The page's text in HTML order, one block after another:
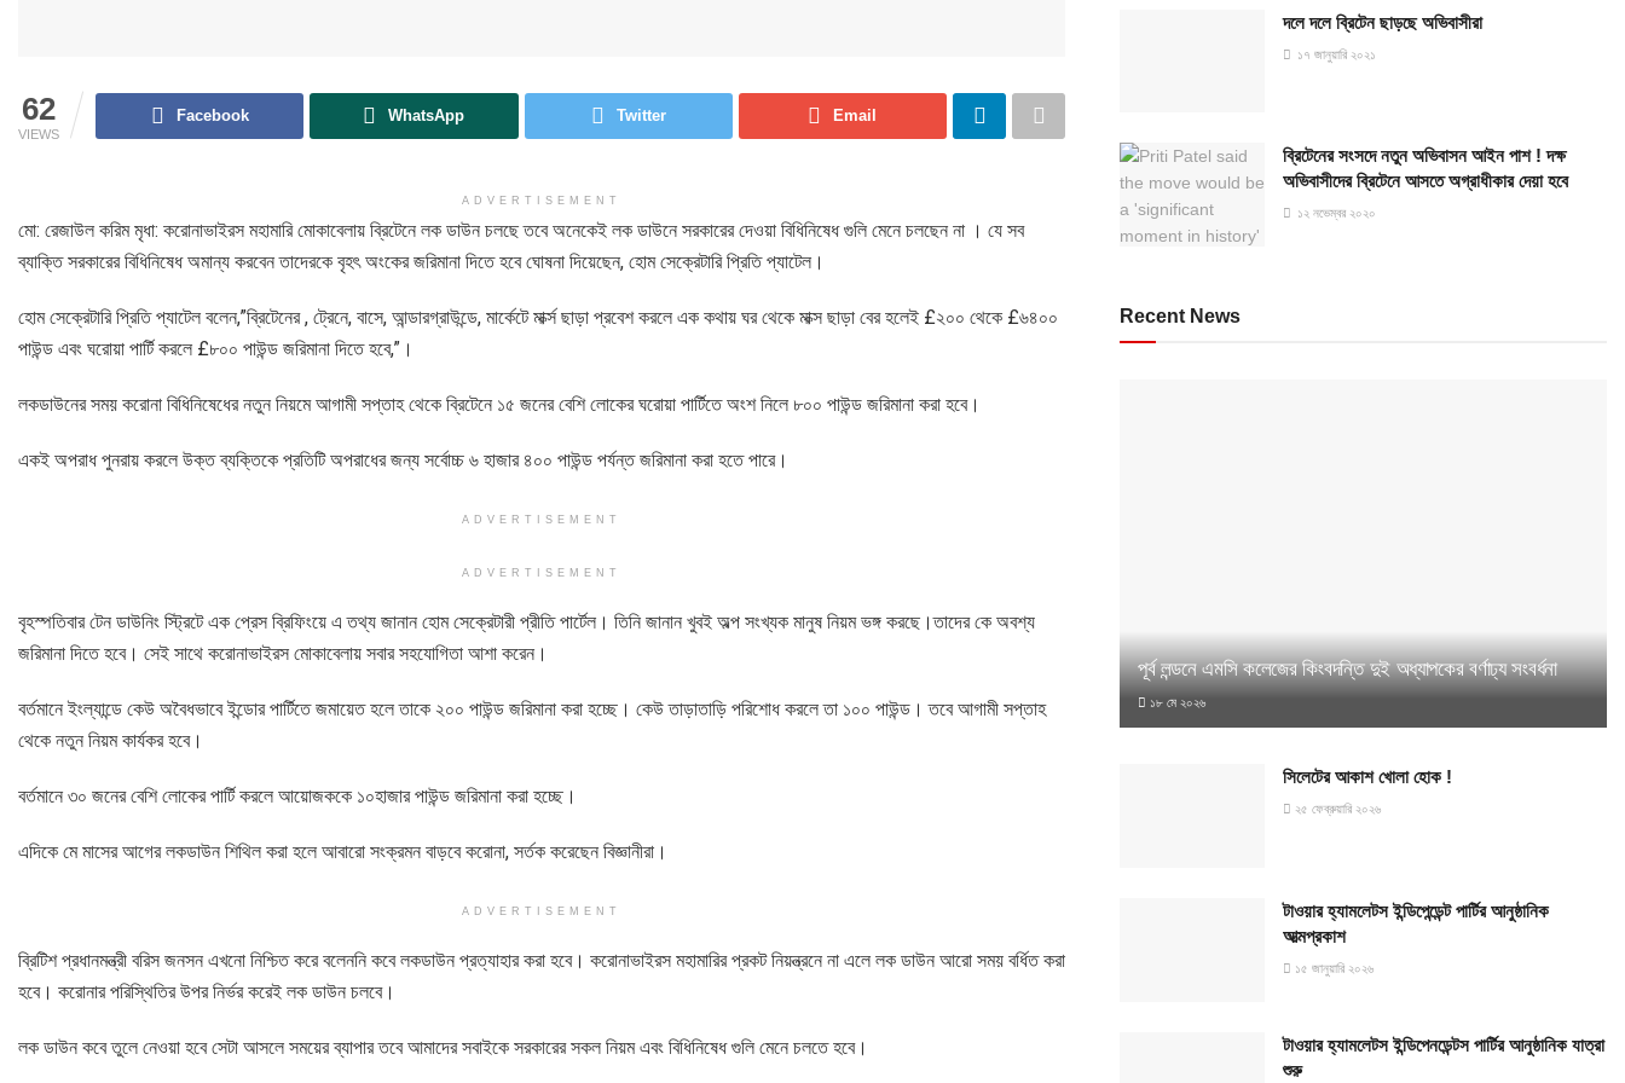
62
VIEWS
Facebook WhatsApp Twitter Email
ADVERTISEMENT
মো: রেজাউল করিম মৃধা: করোনাভাইরস মহামারি মোকাবেলায় ব্রিটেনে লক ডাউন চলছে তবে অনেকেই লক ডাউনে সরকারের দেওয়া বিধিনিষেধ গুলি মেনে চলছেন না । যে সব
ব্যাক্তি সরকারের বিধিনিষেধ অমান্য করবেন তাদেরকে বৃহৎ অংকের জরিমানা দিতে হবে ঘোষনা দিয়েছেন, হোম সেক্রেটারি প্রিতি প্যাটেল।
হোম সেক্রেটারি প্রিতি প্যাটেল বলেন,”ব্রিটেনের , ট্রেনে, বাসে, আন্ডারগ্রাউন্ডে, মার্কেটে মার্ক্স ছাড়া প্রবেশ করলে এক কথায় ঘর থেকে মাক্স ছাড়া বের হলেই £২০০ থেকে £৬৪০০
পাউন্ড এবং ঘরোয়া পার্টি করলে £৮০০ পাউন্ড জরিমানা দিতে হবে,”।
লকডাউনের সময় করোনা বিধিনিষেধের নতুন নিয়মে আগামী সপ্তাহ থেকে ব্রিটেনে ১৫ জনের বেশি লোকের ঘরোয়া পার্টিতে অংশ নিলে ৮০০ পাউন্ড জরিমানা করা হবে।
একই অপরাধ পুনরায় করলে উক্ত ব্যক্তিকে প্রতিটি অপরাধের জন্য সর্বোচ্চ ৬ হাজার ৪০০ পাউন্ড পর্যন্ত জরিমানা করা হতে পারে।
ADVERTISEMENT
ADVERTISEMENT
বৃহস্পতিবার টেন ডাউনিং স্ট্রিটে এক প্রেস ব্রিফিংয়ে এ তথ্য জানান হোম সেক্রেটারী প্রীতি পার্টেল। তিনি জানান খুবই অল্প সংখ্যক মানুষ নিয়ম ভঙ্গ করছে।তাদের কে অবশ্য
জরিমানা দিতে হবে। সেই সাথে করোনাভাইরস মোকাবেলায় সবার সহযোগিতা আশা করেন।
বর্তমানে ইংল্যান্ডে কেউ অবৈধভাবে ইন্ডোর পার্টিতে জমায়েত হলে তাকে ২০০ পাউন্ড জরিমানা করা হচ্ছে। কেউ তাড়াতাড়ি পরিশোধ করলে তা ১০০ পাউন্ড। তবে আগামী সপ্তাহ
থেকে নতুন নিয়ম কার্যকর হবে।
বর্তমানে ৩০ জনের বেশি লোকের পার্টি করলে আয়োজককে ১০হাজার পাউন্ড জরিমানা করা হচ্ছে।
এদিকে মে মাসের আগের লকডাউন শিথিল করা হলে আবারো সংক্রমন বাড়বে করোনা, সর্তক করেছেন বিজ্ঞানীরা।
ADVERTISEMENT
ব্রিটিশ প্রধানমন্ত্রী বরিস জনসন এখনো নিশ্চিত করে বলেননি কবে লকডাউন প্রত্যাহার করা হবে। করোনাভাইরস মহামারির প্রকট নিয়ন্ত্রনে না এলে লক ডাউন আরো সময় বর্ধিত করা
হবে। করোনার পরিস্থিতির উপর নির্ভর করেই লক ডাউন চলবে।
লক ডাউন কবে তুলে নেওয়া হবে সেটা আসলে সময়ের ব্যাপার তবে আমাদের সবাইকে সরকারের সকল নিয়ম এবং বিধিনিষেধ গুলি মেনে চলতে হবে।
দলে দলে ব্রিটেন ছাড়ছে অভিবাসীরা
১৭ জানুয়ারি ২০২১
ব্রিটেনের সংসদে নতুন অভিবাসন আইন পাশ ! দক্ষ
অভিবাসীদের ব্রিটেনে আসতে অগ্রাধীকার দেয়া হবে
১২ নভেম্বর ২০২০
Recent News
পূর্ব লন্ডনে এমসি কলেজের কিংবদন্তি দুই অধ্যাপকের বর্ণাঢ্য সংবর্ধনা
১৮ মে ২০২৬
সিলেটের আকাশ খোলা হোক !
২৫ ফেব্রুয়ারি ২০২৬
টাওয়ার হ্যামলেটস ইন্ডিপেন্ডেন্ট পার্টির আনুষ্ঠানিক
আত্মপ্রকাশ
১৫ জানুয়ারি ২০২৬
টাওয়ার হ্যামলেটস ইন্ডিপেনডেন্টস পার্টির আনুষ্ঠানিক যাত্রা
শুরু